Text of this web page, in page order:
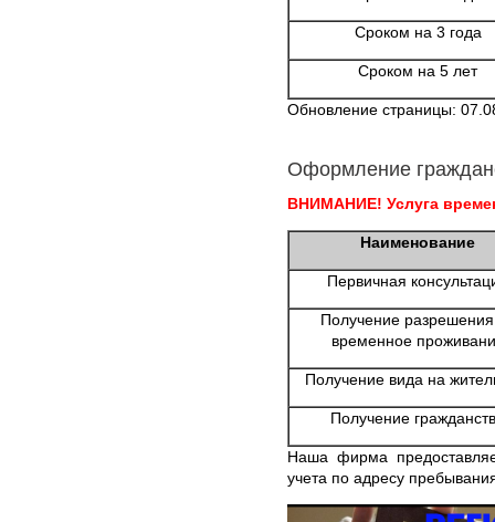
Сроком на 3 года
Сроком на 5 лет
Обновление страницы:
Оформление
ВНИМАНИЕ! Услуга
Наименование
Первичная
Получение
временное
Получение вида на
Получение
Наша фирма
учета по адресу